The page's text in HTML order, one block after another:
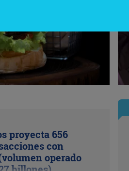
proyecta 656
con
operado